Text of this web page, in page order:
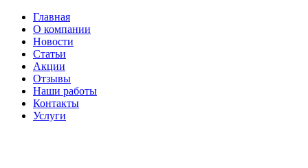
Главная
О компании
Новости
Статьи
Акции
Отзывы
Наши работы
Контакты
Услуги